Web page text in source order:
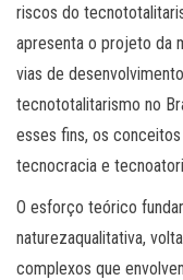
riscos do
apresenta o projeto da
vias de
tecnototalitarismo no
esses fins, os
tecnocracia e
O esforço teórico
naturezaqualitativa,
complexos que